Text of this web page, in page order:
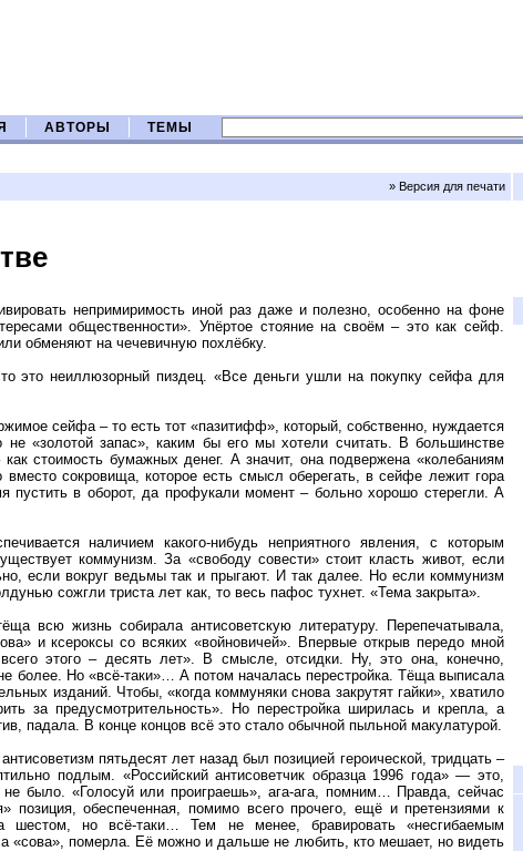
АВТОРЫ ТЕМЫ
» Версия для печати
непримиримость иной раз даже и полезно, особенно на фоне
общественности». Упёртое стояние на своём – это как сейф.
обменяют на чечевичную похлёбку.
это неиллюзорный пиздец. «Все деньги ушли на покупку сейфа для
сейфа – то есть тот «пазитифф», который, собственно, нуждается
«золотой запас», каким бы его мы хотели считать. В большинстве
стоимость бумажных денег. А значит, она подвержена «колебаниям
сокровища, которое есть смысл оберегать, в сейфе лежит гора
в оборот, да профукали момент – больно хорошо стерегли. А
наличием какого-нибудь неприятного явления, с которым
коммунизм. За «свободу совести» стоит класть живот, если
если вокруг ведьмы так и прыгают. И так далее. Но если коммунизм
сожгли триста лет как, то весь пафос тухнет. «Тема закрыта».
всю жизнь собирала антисоветскую литературу. Перепечатывала,
и ксероксы со всяких «войновичей». Впервые открыв передо мной
этого – десять лет». В смысле, отсидки. Ну, это она, конечно,
более. Но «всё-таки»… А потом началась перестройка. Тёща выписала
изданий. Чтобы, «когда коммуняки снова закрутят гайки», хватило
за предусмотрительность». Но перестройка ширилась и крепла, а
падала. В конце концов всё это стало обычной пыльной макулатурой.
пятьдесят лет назад был позицией героической, тридцать –
подлым. «Российский антисоветчик образца 1996 года» — это,
не было. «Голосуй или проиграешь», ага-ага, помним… Правда, сейчас
позиция, обеспеченная, помимо всего прочего, ещё и претензиями к
шестом, но всё-таки… Тем не менее, бравировать «несгибаемым
«сова», померла. Её можно и дальше не любить, кто мешает, но видеть